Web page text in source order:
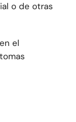
o de otras
el